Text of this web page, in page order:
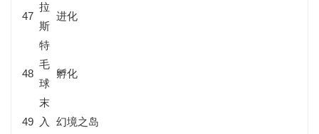
47
拉
斯
特
进化
48
毛
球
孵化
49
末
入
幻境之岛